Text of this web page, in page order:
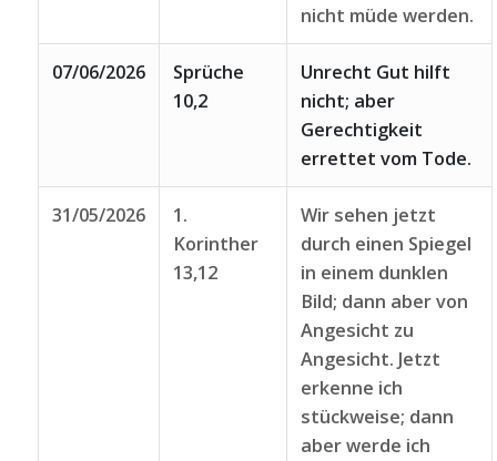
nicht müde werden.
07/06/2026
Sprüche
10,2
Unrecht Gut hilft
nicht; aber
Gerechtigkeit
errettet vom Tode.
31/05/2026
1.
Korinther
13,12
Wir sehen jetzt
durch einen Spiegel
in einem dunklen
Bild; dann aber von
Angesicht zu
Angesicht. Jetzt
erkenne ich
stückweise; dann
aber werde ich